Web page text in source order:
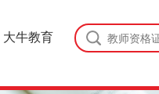
大牛教育